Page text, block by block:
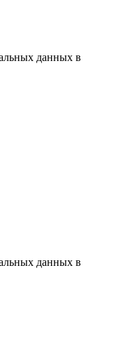
данных в
данных в